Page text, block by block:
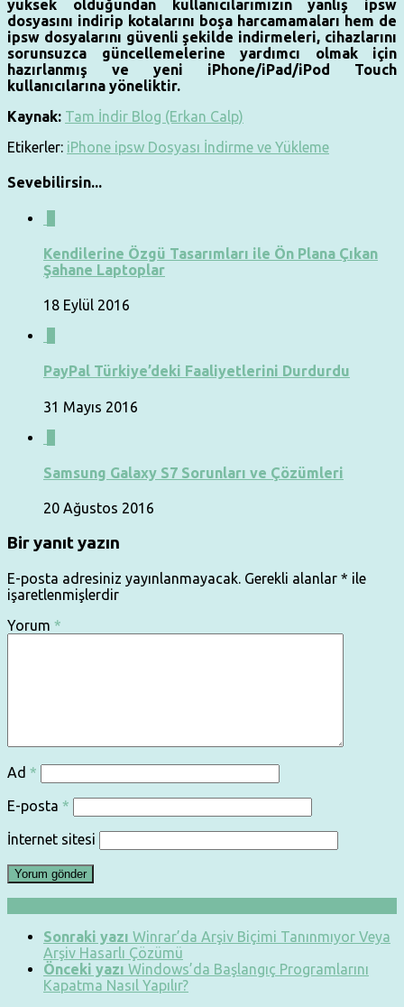
yüksek olduğundan kullanıcılarımızın yanlış ipsw
dosyasını indirip kotalarını boşa harcamamaları hem de
ipsw dosyalarını güvenli şekilde indirmeleri, cihazlarını
sorunsuzca güncellemelerine yardımcı olmak için
hazırlanmış ve yeni iPhone/iPad/iPod Touch
kullanıcılarına yöneliktir.
Kaynak: Tam İndir Blog (Erkan Calp)
Etikerler: iPhone ipsw Dosyası İndirme ve Yükleme
Sevebilirsin...
Kendilerine Özgü Tasarımları ile Ön Plana Çıkan
Şahane Laptoplar
18 Eylül 2016
PayPal Türkiye’deki Faaliyetlerini Durdurdu
31 Mayıs 2016
Samsung Galaxy S7 Sorunları ve Çözümleri
20 Ağustos 2016
Bir yanıt yazın
E-posta adresiniz yayınlanmayacak. Gerekli alanlar * ile
işaretlenmişlerdir
Yorum *
Ad *
E-posta *
İnternet sitesi
Sonraki yazı Winrar’da Arşiv Biçimi Tanınmıyor Veya
Arşiv Hasarlı Çözümü
Önceki yazı Windows’da Başlangıç Programlarını
Kapatma Nasıl Yapılır?